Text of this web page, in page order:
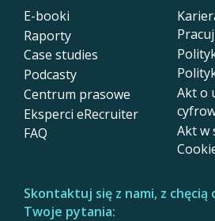
E-booki
Raporty
Case studies
Podcasty
Centrum prasowe
Eksperci eRecruiter
FAQ
Pracuj
Akt o
Akt w
Skontaktuj się z nami, z chęcią
Twoje pytania: